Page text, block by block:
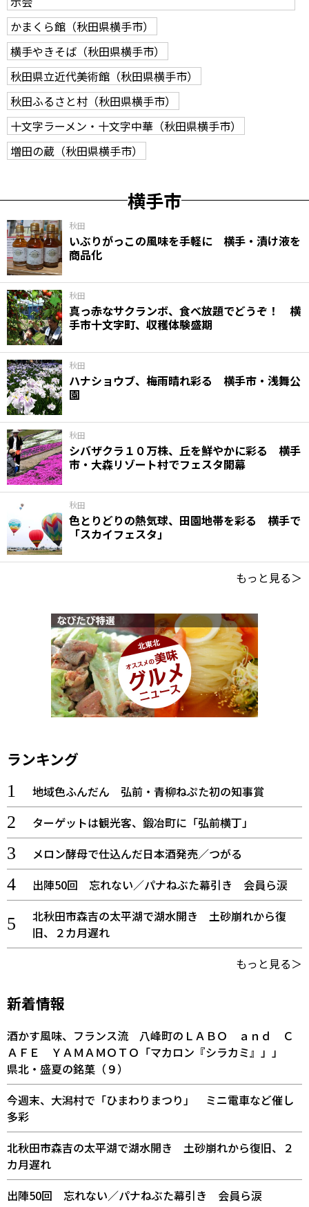
かまくら館（秋田県横手市）
横手やきそば（秋田県横手市）
秋田県立近代美術館（秋田県横手市）
秋田ふるさと村（秋田県横手市）
十文字ラーメン・十文字中華（秋田県横手市）
増田の蔵（秋田県横手市）
横手市
秋田
いぶりがっこの風味を手軽に 横手・漬け液を
商品化
秋田
真っ赤なサクランボ、食べ放題でどうぞ！ 横
手市十文字町、収穫体験盛期
秋田
ハナショウブ、梅雨晴れ彩る 横手市・浅舞公
園
秋田
シバザクラ１０万株、丘を鮮やかに彩る 横手
市・大森リゾート村でフェスタ開幕
秋田
色とりどりの熱気球、田園地帯を彩る 横手で
「スカイフェスタ」
もっと見る＞
ランキング
地域色ふんだん 弘前・青柳ねぷた初の知事賞
ターゲットは観光客、鍛冶町に「弘前横丁」
メロン酵母で仕込んだ日本酒発売／つがる
出陣50回 忘れない／パナねぶた幕引き 会員ら涙
北秋田市森吉の太平湖で湖水開き 土砂崩れから復
旧、２カ月遅れ
もっと見る＞
新着情報
酒かす風味、フランス流 八峰町のＬＡＢＯ ａｎｄ Ｃ
ＡＦＥ ＹＡＭＡＭＯＴＯ「マカロン『シラカミ』」」
県北・盛夏の銘菓（９）
今週末、大潟村で「ひまわりまつり」 ミニ電車など催し
多彩
北秋田市森吉の太平湖で湖水開き 土砂崩れから復旧、２
カ月遅れ
出陣50回 忘れない／パナねぶた幕引き 会員ら涙